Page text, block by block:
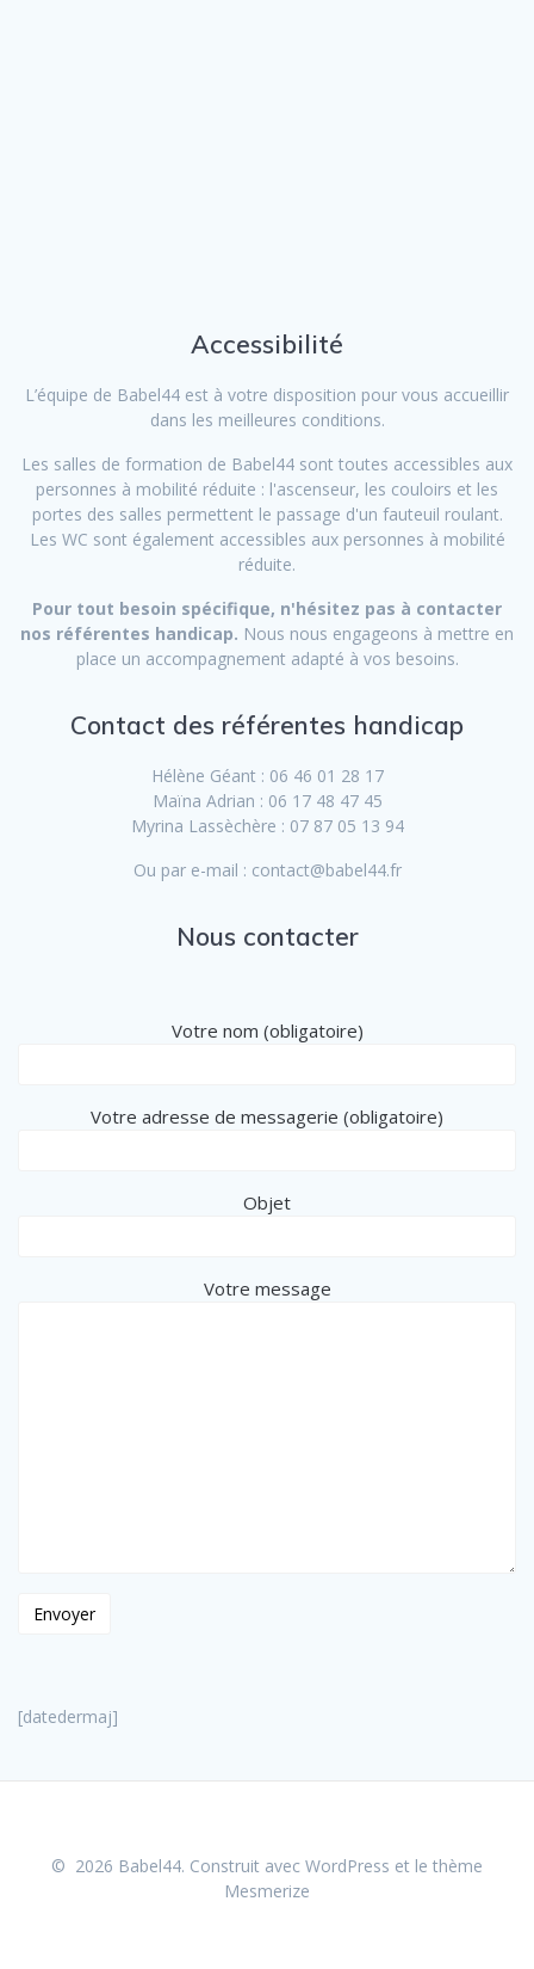
Accessibilité
L’équipe de Babel44 est à votre disposition pour vous accueillir
dans les meilleures conditions.
Les salles de formation de Babel44 sont toutes accessibles aux
personnes à mobilité réduite : l'ascenseur, les couloirs et les
portes des salles permettent le passage d'un fauteuil roulant.
Les WC sont également accessibles aux personnes à mobilité
réduite.
Pour tout besoin spécifique, n'hésitez pas à contacter
nos référentes handicap. Nous nous engageons à mettre en
place un accompagnement adapté à vos besoins.
Contact des référentes handicap
Hélène Géant : 06 46 01 28 17
Maïna Adrian : 06 17 48 47 45
Myrina Lassèchère : 07 87 05 13 94
Ou par e-mail : contact@babel44.fr
Nous contacter
Votre nom (obligatoire)
Votre adresse de messagerie (obligatoire)
Objet
Votre message
[datedermaj]
© 2026 Babel44. Construit avec WordPress et le thème
Mesmerize